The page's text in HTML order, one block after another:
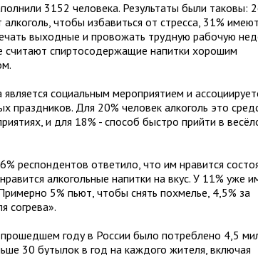
3152 человека. Результаты были таковы:
чтобы избавиться от стресса, 31% имеют
выходные и провожать трудную рабочую
считают спиртосодержащие напитки хорошим
социальным мероприятием и
праздников. Для 20% человек алкоголь это
и для 18% - способ быстро прийти в
респондентов ответило, что им нравится
алкогольные напитки на вкус. У 11% уже
5% пьют, чтобы снять похмелье, 4,5% за
согрева».
году в России было потреблено 4,5
30 бутылок в год на каждого жителя, включая